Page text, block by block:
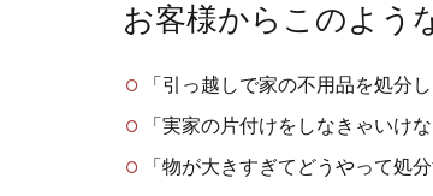
お客様からこのよう
「引っ越しで家の不用品を処分
「実家の片付けをしなきゃいけ
「物が大きすぎてどうやって処